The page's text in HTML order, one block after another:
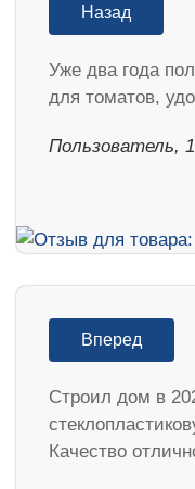
Назад
Уже два года
для томатов,
Пользователь,
Вперед
Строил дом в
Качество